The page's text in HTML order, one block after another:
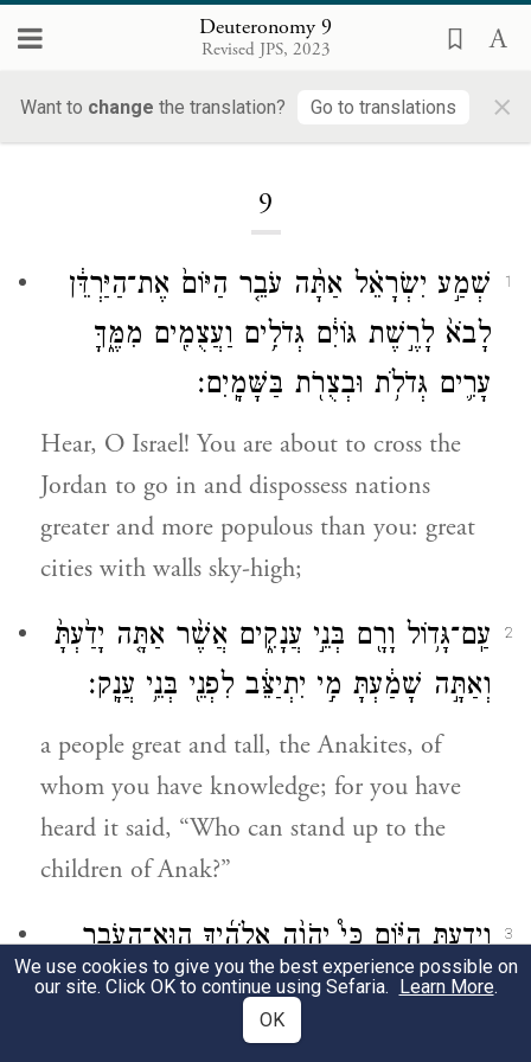
Deuteronomy 9
Revised JPS, 2023
Want to change the translation? Go to translations ×
9
1
שְׁמַ֣ע יִשְׂרָאֵ֗ל אַתָּ֨ה עֹבֵ֤ר הַיּוֹם֙ אֶת־הַיַּרְדֵּ֔ן
לָבֹא֙ לָרֶ֣שֶׁת גּוֹיִ֔ם גְּדֹלִ֥ים וַעֲצֻמִ֖ים מִמֶּ֑ךָּ
עָרִ֛ים גְּדֹלֹ֥ת וּבְצֻרֹ֖ת בַּשָּׁמָֽיִם׃
Hear, O Israel! You are about to cross the
Jordan to go in and dispossess nations
greater and more populous than you: great
cities with walls sky-high;
2
עַֽם־גָּד֥וֹל וָרָ֖ם בְּנֵ֣י עֲנָקִ֑ים אֲשֶׁ֨ר אַתָּ֤ה יָדַ֙עְתָּ֙
וְאַתָּ֣ה שָׁמַ֔עְתָּ מִ֣י יִתְיַצֵּ֔ב לִפְנֵ֖י בְּנֵ֥י עֲנָֽק׃
a people great and tall, the Anakites, of
whom you have knowledge; for you have
heard it said, “Who can stand up to the
children of Anak?”
3
וְיָדַעְתָּ֣ הַיּ֗וֹם כִּי֩ יְהֹוָ֨ה אֱלֹהֶ֜יךָ הֽוּא־הָעֹבֵ֤ר
לְפָנֶ֙יךָ֙ אֵ֣שׁ אֹֽכְלָ֔ה ה֧וּא יַשְׁמִידֵ֛ם וְה֥וּא
יַכְנִיעֵ֖ם לְפָנֶ֑יךָ וְהֽוֹרַשְׁתָּ֤ם וְהַֽאֲבַדְתָּם֙ מַהֵ֔ר
We use cookies to give you the best experience possible on
our site. Click OK to continue using Sefaria. Learn More.
OK